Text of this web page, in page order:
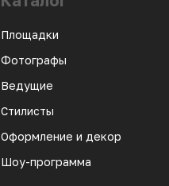
Площадки
Фотографы
Ведущие
Стилисты
Оформление и декор
Шоу-программа